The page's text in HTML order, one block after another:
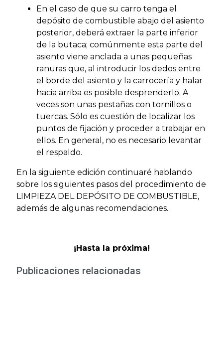
En el caso de que su carro tenga el
depósito de combustible abajo del asiento
posterior, deberá extraer la parte inferior
de la butaca; comúnmente esta parte del
asiento viene anclada a unas pequeñas
ranuras que, al introducir los dedos entre
el borde del asiento y la carrocería y halar
hacia arriba es posible desprenderlo. A
veces son unas pestañas con tornillos o
tuercas. Sólo es cuestión de localizar los
puntos de fijación y proceder a trabajar en
ellos. En general, no es necesario levantar
el respaldo.
En la siguiente edición continuaré hablando
sobre los siguientes pasos del procedimiento de
LIMPIEZA DEL DEPÓSITO DE COMBUSTIBLE,
además de algunas recomendaciones.
¡Hasta la próxima!
Publicaciones relacionadas